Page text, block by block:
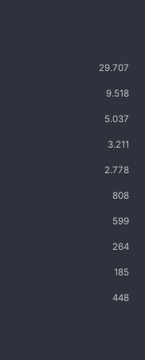
29.707
9.518
5.037
3.211
2.778
808
599
264
185
448